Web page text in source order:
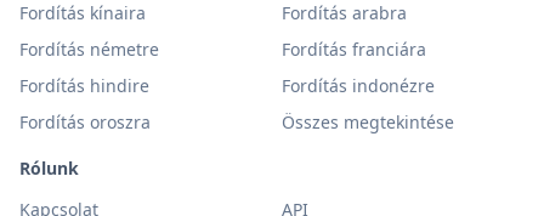
Fordítás kínaira
Fordítás arabra
Fordítás németre
Fordítás franciára
Fordítás hindire
Fordítás indonézre
Fordítás oroszra
Összes megtekintése
Rólunk
Kapcsolat
API